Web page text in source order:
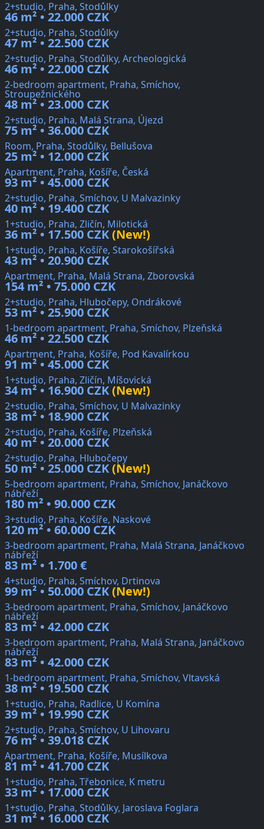
2+studio, Praha, Stodůlky
46 m² • 22.000 CZK
2+studio, Praha, Stodůlky
47 m² • 22.500 CZK
2+studio, Praha, Stodůlky, Archeologická
46 m² • 22.000 CZK
2-bedroom apartment, Praha, Smíchov,
Stroupežnického
48 m² • 23.000 CZK
2+studio, Praha, Malá Strana, Újezd
75 m² • 36.000 CZK
Room, Praha, Stodůlky, Bellušova
25 m² • 12.000 CZK
Apartment, Praha, Košíře, Česká
93 m² • 45.000 CZK
2+studio, Praha, Smíchov, U Malvazinky
40 m² • 19.400 CZK
1+studio, Praha, Zličín, Milotická
36 m² • 17.500 CZK(New!)
1+studio, Praha, Košíře, Starokošířská
43 m² • 20.900 CZK
Apartment, Praha, Malá Strana, Zborovská
154 m² • 75.000 CZK
2+studio, Praha, Hlubočepy, Ondrákové
53 m² • 25.900 CZK
1-bedroom apartment, Praha, Smíchov, Plzeňská
46 m² • 22.500 CZK
Apartment, Praha, Košíře, Pod Kavalírkou
91 m² • 45.000 CZK
1+studio, Praha, Zličín, Míšovická
34 m² • 16.900 CZK(New!)
2+studio, Praha, Smíchov, U Malvazinky
38 m² • 18.900 CZK
2+studio, Praha, Košíře, Plzeňská
40 m² • 20.000 CZK
2+studio, Praha, Hlubočepy
50 m² • 25.000 CZK(New!)
5-bedroom apartment, Praha, Smíchov, Janáčkovo
nábřeží
180 m² • 90.000 CZK
3+studio, Praha, Košíře, Naskové
120 m² • 60.000 CZK
3-bedroom apartment, Praha, Malá Strana, Janáčkovo
nábřeží
83 m² • 1.700 €
4+studio, Praha, Smíchov, Drtinova
99 m² • 50.000 CZK(New!)
3-bedroom apartment, Praha, Smíchov, Janáčkovo
nábřeží
83 m² • 42.000 CZK
3-bedroom apartment, Praha, Malá Strana, Janáčkovo
nábřeží
83 m² • 42.000 CZK
1-bedroom apartment, Praha, Smíchov, Vltavská
38 m² • 19.500 CZK
1+studio, Praha, Radlice, U Komína
39 m² • 19.990 CZK
2+studio, Praha, Smíchov, U Lihovaru
76 m² • 39.018 CZK
Apartment, Praha, Košíře, Musílkova
81 m² • 41.700 CZK
1+studio, Praha, Třebonice, K metru
33 m² • 17.000 CZK
1+studio, Praha, Stodůlky, Jaroslava Foglara
31 m² • 16.000 CZK